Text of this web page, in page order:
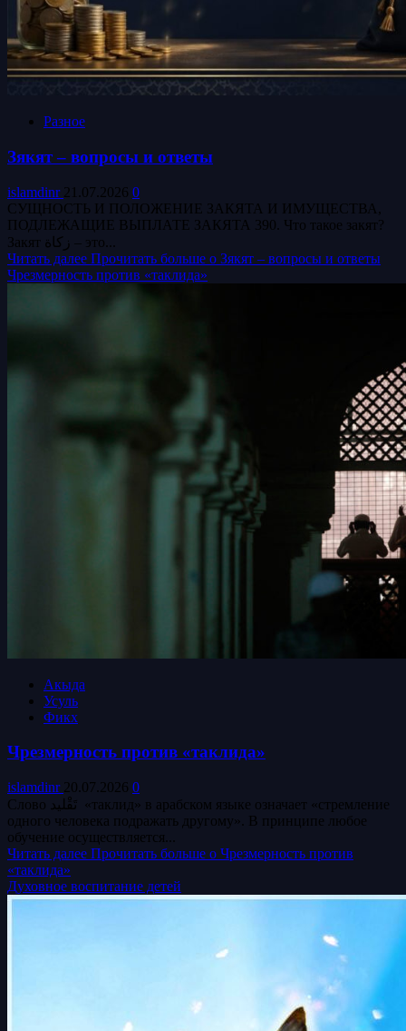
Разное
Зякят – вопросы и ответы
islamdinr 21.07.2026 0
СУЩНОСТЬ И ПОЛОЖЕНИЕ ЗАКЯТА И ИМУЩЕСТВА,
ПОДЛЕЖАЩИЕ ВЫПЛАТЕ ЗАКЯТА 390. Что такое закят?
Закят زكاة‎ – это...
Читать далее Прочитать больше о Зякят – вопросы и ответы
Чрезмерность против «таклида»
Акыда
Усуль
Фикх
Чрезмерность против «таклида»
islamdinr 20.07.2026 0
Слово تَقْليد‎ «таклид» в арабском языке означает «стремление
одного человека подражать другому». В принципе любое
обучение осуществляется...
Читать далее Прочитать больше о Чрезмерность против
«таклида»
Духовное воспитание детей